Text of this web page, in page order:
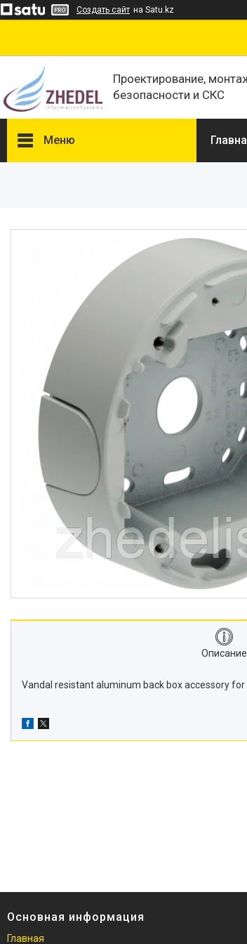
Создать сайт на Satu.kz
Проектирование,
безопасности и СКС
Меню
Описание
Vandal resistant aluminum back box accessory
Основная информация
Главная